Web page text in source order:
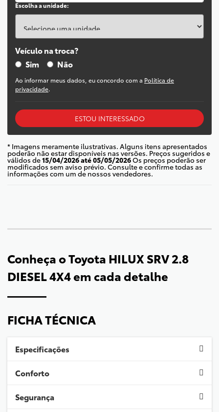
Escolha a unidade:
Veículo na troca?
Sim
Não
Ao informar meus dados, eu concordo com a Política de
privacidade.
ESTOU INTERESSADO
* Imagens meramente ilustrativas. Alguns itens apresentados
poderão não estar disponíveis nas versões. Preços sugeridos e
válidos de15/04/2026 até 05/05/2026Os preços poderão ser
modificados sem aviso prévio. Consulte e confirme todas as
informações com um de nossos vendedores.
Conheça oToyota HILUX SRV 2.8
DIESEL 4X4em cada detalhe
FICHA TÉCNICA
Especificações
Conforto
Segurança